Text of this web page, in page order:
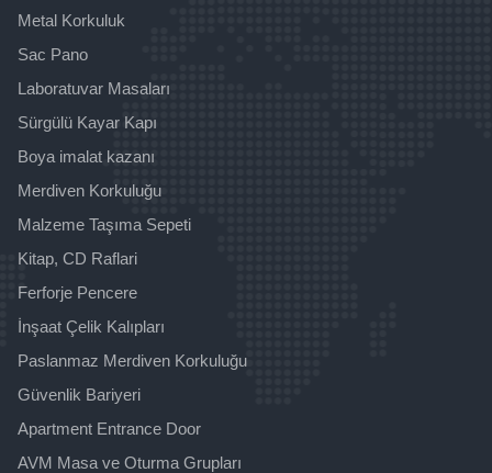
Metal Korkuluk
Sac Pano
Laboratuvar Masaları
Sürgülü Kayar Kapı
Boya imalat kazanı
Merdiven Korkuluğu
Malzeme Taşıma Sepeti
Kitap, CD Raflari
Ferforje Pencere
İnşaat Çelik Kalıpları
Paslanmaz Merdiven Korkuluğu
Güvenlik Bariyeri
Apartment Entrance Door
AVM Masa ve Oturma Grupları